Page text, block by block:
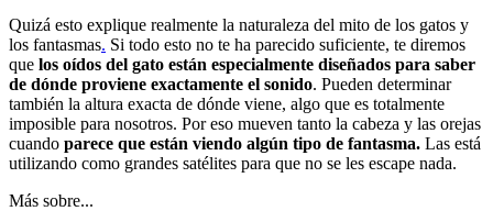
Quizá esto explique realmente la naturaleza del mito de los gatos y
los fantasmas. Si todo esto no te ha parecido suficiente, te diremos
que los oídos del gato están especialmente diseñados para saber
de dónde proviene exactamente el sonido. Pueden determinar
también la altura exacta de dónde viene, algo que es totalmente
imposible para nosotros. Por eso mueven tanto la cabeza y las orejas
cuando parece que están viendo algún tipo de fantasma. Las está
utilizando como grandes satélites para que no se les escape nada.
Más sobre...